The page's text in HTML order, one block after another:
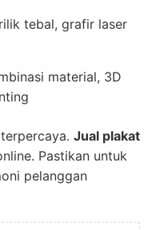
tebal, grafir laser
material, 3D
Jual plakat
Pastikan untuk
pelanggan